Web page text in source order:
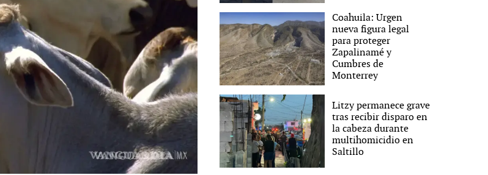
Coahuila: Urgen
nueva figura legal
para proteger
Zapalinamé y
Cumbres de
Monterrey
Litzy permanece grave
tras recibir disparo en
la cabeza durante
multihomicidio en
Saltillo